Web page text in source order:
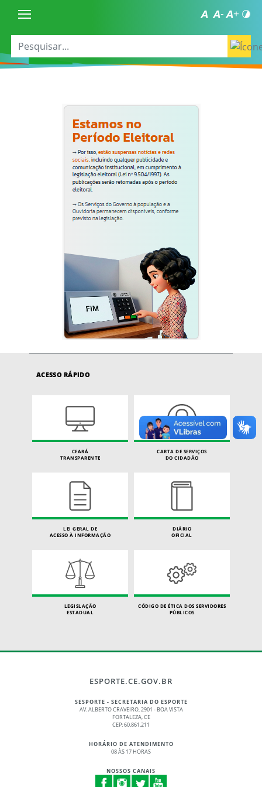
ACESSO RÁPIDO
CEARÁ
TRANSPARENTE
CARTA DE SERVIÇOS
DO CIDADÃO
LEI GERAL DE
ACESSO À INFORMAÇÃO
DIÁRIO
OFICIAL
LEGISLAÇÃO
ESTADUAL
CÓDIGO DE ÉTICA DOS SERVIDORES
PÚBLICOS
ESPORTE.CE.GOV.BR
SESPORTE - SECRETARIA DO ESPORTE
AV. ALBERTO CRAVEIRO, 2901 - BOA VISTA
FORTALEZA, CE
CEP: 60.861.211
HORÁRIO DE ATENDIMENTO
08 ÀS 17 HORAS
NOSSOS CANAIS